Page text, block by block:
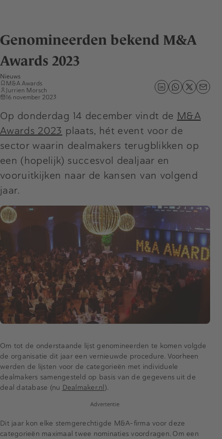
Genomineerden bekend M&A
Awards 2023
Nieuws
M&A Awards
Jurrien Morsch
16 november 2023
Op donderdag 14 december vindt de M&A
Awards 2023 plaats, hét event voor de
sector waarin dealmakers terugblikken op
een (hopelijk) succesvol dealjaar en
vooruitkijken naar de kansen van volgend
jaar.
Om tot de onderstaande lijst genomineerden te komen volgde
de organisatie dit jaar een vernieuwde procedure. Voorheen
werden de lijsten voor de categorieën met individuele
dealmakers samengesteld op basis van de gegevens uit de
deal database (nu Dealmaker.nl ).
Advertentie
Dit jaar kon elke stemgerechtigde M&A-firma voor deze
categorieën maximaal twee nominaties voordragen. Om een